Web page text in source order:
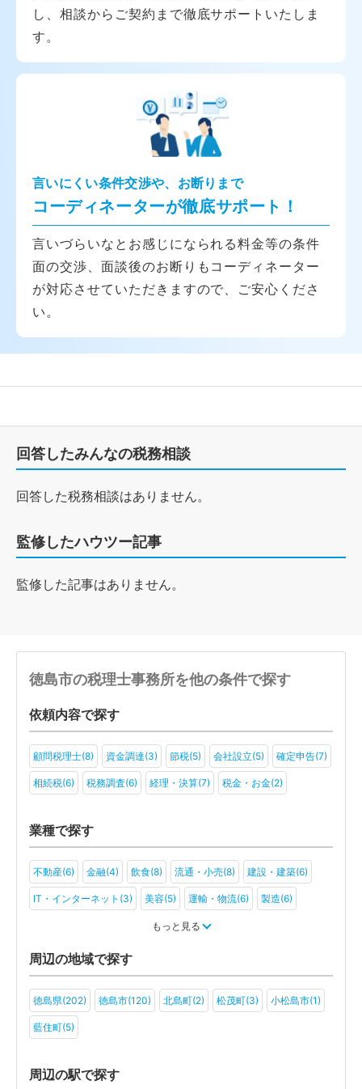
し、相談からご契約まで徹底サポートいたしま
す。
言いにくい条件交渉や、お断りまで
コーディネーターが徹底サポート！
言いづらいなとお感じになられる料金等の条件
面の交渉、面談後のお断りもコーディネーター
が対応させていただきますので、ご安心くださ
い。
回答したみんなの税務相談
回答した税務相談はありません。
監修したハウツー記事
監修した記事はありません。
徳島市の税理士事務所を他の条件で探す
依頼内容で探す
顧問税理士(8) 資金調達(3) 節税(5) 会社設立(5) 確定申告(7)
相続税(6) 税務調査(6) 経理・決算(7) 税金・お金(2)
業種で探す
不動産(6) 金融(4) 飲食(8) 流通・小売(8) 建設・建築(6)
IT・インターネット(3) 美容(5) 運輸・物流(6) 製造(6)
旅行・ホテル(4)
アミューズメント・レジャー(3)
ＮＰＯ法人(2) 一般社団法人(3) その他(2)
もっと見る
周辺の地域で探す
徳島県(202) 徳島市(120) 北島町(2) 松茂町(3) 小松島市(1)
藍住町(5)
周辺の駅で探す